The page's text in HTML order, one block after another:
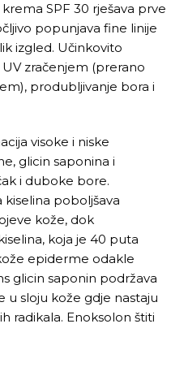
SPF 30 rješava prve
popunjava fine linije
izgled. Učinkovito
zračenjem (prerano
produbljivanje bora i
visoke i niske
glicin saponina i
i duboke bore.
poboljšava
kože, dok
koja je 40 puta
epiderme odakle
glicin saponin podržava
u sloju kože gdje nastaju
radikala. Enoksolon štiti